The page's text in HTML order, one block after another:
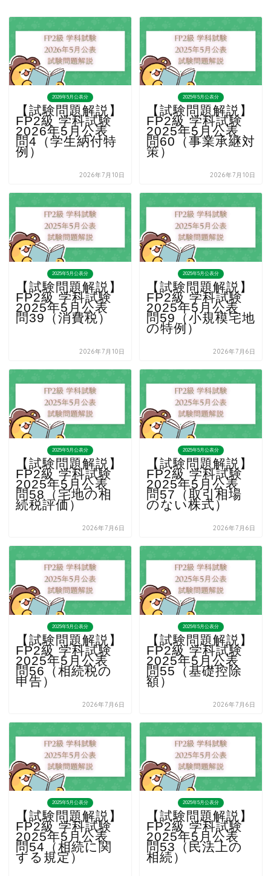
2026年5月公表分
【試験問題解説】
FP2級 学科試験
2026年5月公表
問4（学生納付特
例）
2026年7月10日
2025年5月公表分
【試験問題解説】
FP2級 学科試験
2025年5月公表
問60（事業承継対
策）
2026年7月10日
2025年5月公表分
【試験問題解説】
FP2級 学科試験
2025年5月公表
問39（消費税）
2026年7月10日
2025年5月公表分
【試験問題解説】
FP2級 学科試験
2025年5月公表
問59（小規模宅地
の特例）
2026年7月6日
2025年5月公表分
【試験問題解説】
FP2級 学科試験
2025年5月公表
問58（宅地の相
続税評価）
2026年7月6日
2025年5月公表分
【試験問題解説】
FP2級 学科試験
2025年5月公表
問57（取引相場
のない株式）
2026年7月6日
2025年5月公表分
【試験問題解説】
FP2級 学科試験
2025年5月公表
問56（相続税の
申告）
2026年7月6日
2025年5月公表分
【試験問題解説】
FP2級 学科試験
2025年5月公表
問55（基礎控除
額）
2026年7月6日
2025年5月公表分
【試験問題解説】
FP2級 学科試験
2025年5月公表
問54（相続に関
する規定）
2025年5月公表分
【試験問題解説】
FP2級 学科試験
2025年5月公表
問53（民法上の
相続）